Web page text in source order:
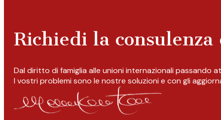
Richiedi la
Dal diritto di famiglia alle unioni internazionali passando
I vostri problemi sono le nostre soluzioni e con gli